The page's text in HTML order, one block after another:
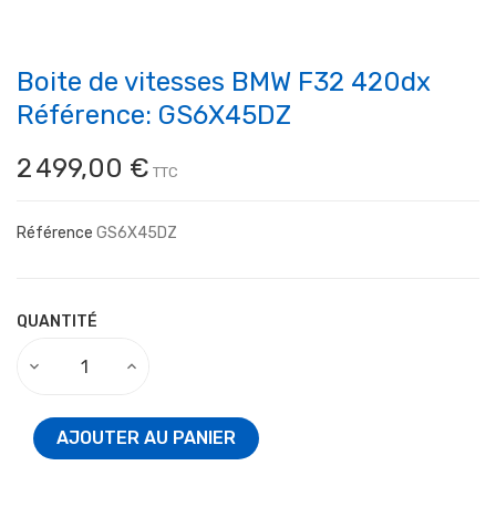
Boite de vitesses BMW F32 420dx
Référence: GS6X45DZ
2 499,00 € TTC
Référence GS6X45DZ
QUANTITÉ
AJOUTER AU PANIER